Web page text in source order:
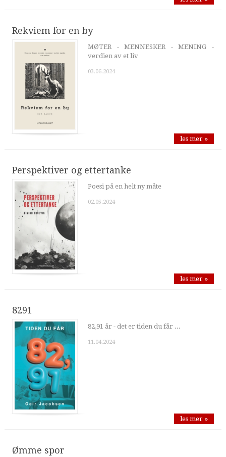
Rekviem for en by
MØTER - MENNESKER - MENING -
verdien av et liv
03.06.2024
les mer »
Perspektiver og ettertanke
Poesi på en helt ny måte
02.05.2024
les mer »
8291
82,91 år - det er tiden du får ...
11.04.2024
les mer »
Ømme spor